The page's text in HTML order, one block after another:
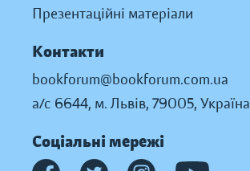
Презентаційні матеріали
Контакти
bookforum@bookforum.com.ua
а/с 6644, м. Львів, 79005, Україна
Соціальні мережі